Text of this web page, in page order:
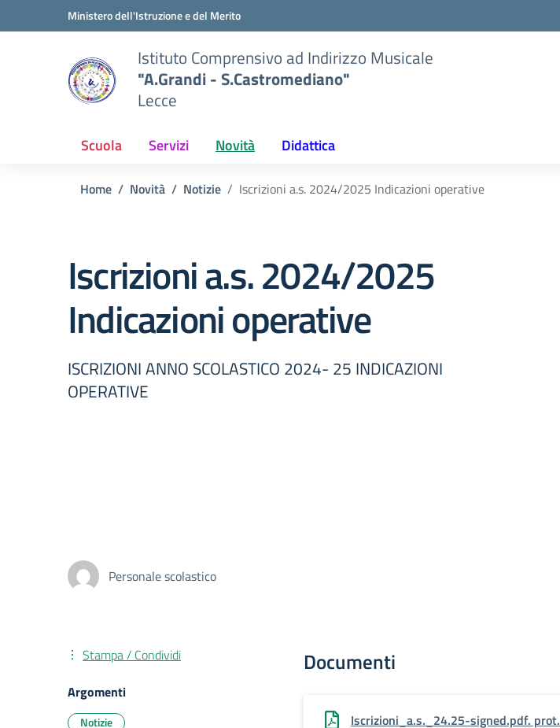
Vai ai contenuti
Vai al menu di navigazioneMinistero dell'Istruzione e del Merito
Istituto Comprensivo ad Indirizzo Musicale
"A.Grandi - S.Castromediano"
Lecce
Scuola Servizi Novità Didattica
Home Novità Notizie Iscrizioni a.s. 2024/2025 Indicazioni operative
Iscrizioni a.s. 2024/2025
Indicazioni operative
ISCRIZIONI ANNO SCOLASTICO 2024- 25 INDICAZIONI
OPERATIVE
Personale scolastico
Documenti
Iscrizioni_a.s._24.25-signed.pdf. prot.
Stampa / Condividi
Argomenti
Notizie